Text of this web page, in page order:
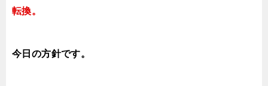
転換。
今日 の方針です。